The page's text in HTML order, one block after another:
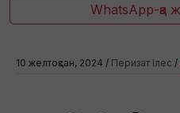
WhatsApp-қа
10 желтоқсан, 2024 / Перизат Ілес /